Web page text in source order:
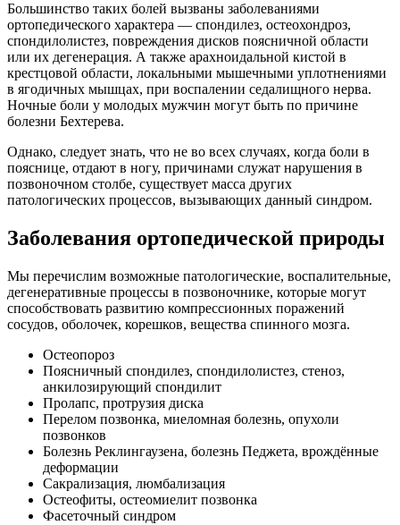
Большинство таких болей вызваны заболеваниями
ортопедического характера — спондилез, остеохондроз,
спондилолистез, повреждения дисков поясничной области
или их дегенерация. А также арахноидальной кистой в
крестцовой области, локальными мышечными уплотнениями
в ягодичных мышцах, при воспалении седалищного нерва.
Ночные боли у молодых мужчин могут быть по причине
болезни Бехтерева.
Однако, следует знать, что не во всех случаях, когда боли в
пояснице, отдают в ногу, причинами служат нарушения в
позвоночном столбе, существует масса других
патологических процессов, вызывающих данный синдром.
Заболевания ортопедической природы
Мы перечислим возможные патологические, воспалительные,
дегенеративные процессы в позвоночнике, которые могут
способствовать развитию компрессионных поражений
сосудов, оболочек, корешков, вещества спинного мозга.
Остеопороз
Поясничный спондилез, спондилолистез, стеноз,
анкилозирующий спондилит
Пролапс, протрузия диска
Перелом позвонка, миеломная болезнь, опухоли
позвонков
Болезнь Реклингаузена, болезнь Педжета, врождённые
деформации
Сакрализация, люмбализация
Остеофиты, остеомиелит позвонка
Фасеточный синдром